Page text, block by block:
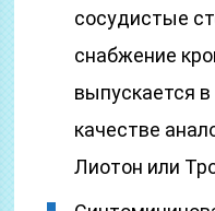
сосудистые
снабжение
выпускается
качестве
Лиотон или